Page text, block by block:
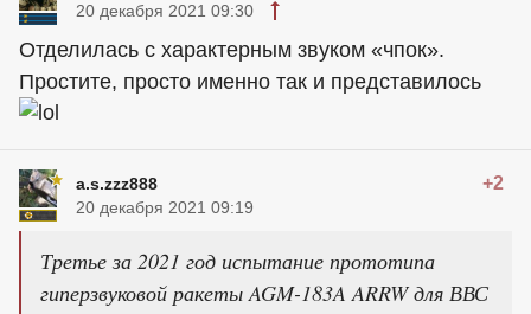
20 декабря 2021 09:30
Отделилась с характерным звуком «чпок».
Простите, просто именно так и представилось
a.s.zzz888 +2
20 декабря 2021 09:19
Третье за 2021 год испытание прототипа
гиперзвуковой ракеты AGM-183A ARRW для ВВС